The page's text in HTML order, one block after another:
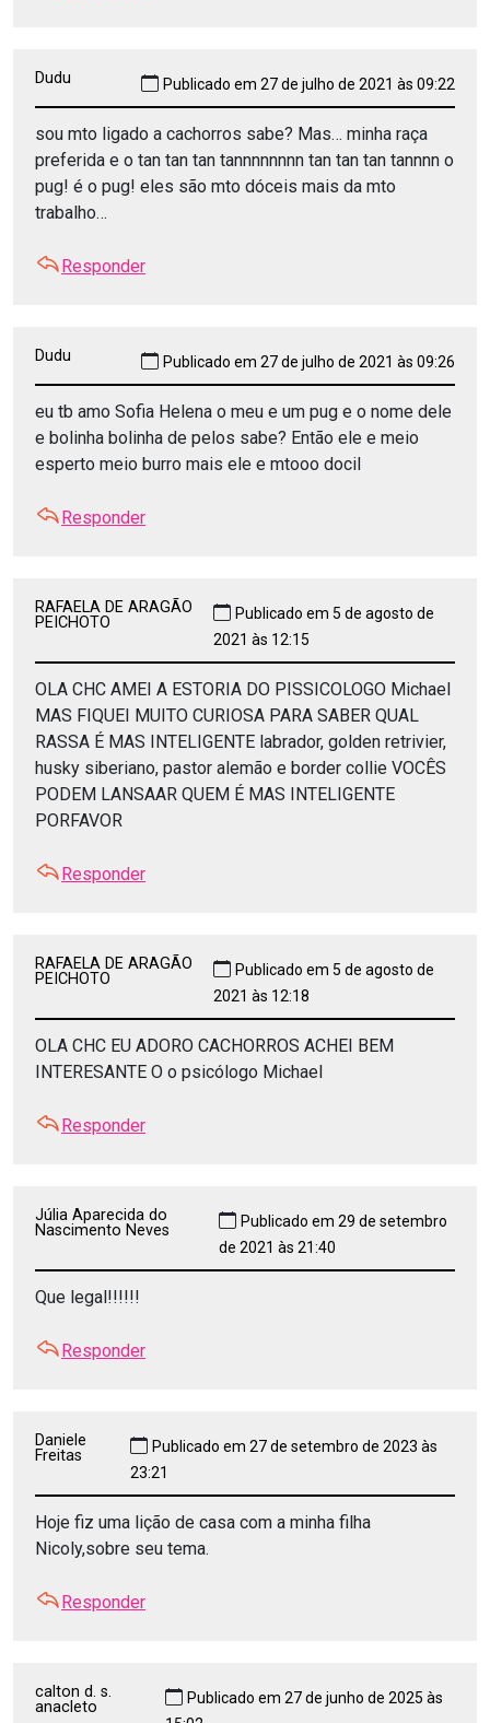
Dudu Publicado em 27 de julho de 2021 às 09:22
sou mto ligado a cachorros sabe? Mas… minha raça
preferida e o tan tan tan tannnnnnnn tan tan tan tannnn o
pug! é o pug! eles são mto dóceis mais da mto
trabalho…
Responder
Dudu Publicado em 27 de julho de 2021 às 09:26
eu tb amo Sofia Helena o meu e um pug e o nome dele
e bolinha bolinha de pelos sabe? Então ele e meio
esperto meio burro mais ele e mtooo docil
Responder
RAFAELA DE ARAGÃO
PEICHOTO
Publicado em 5 de agosto de
2021 às 12:15
OLA CHC AMEI A ESTORIA DO PISSICOLOGO Michael
MAS FIQUEI MUITO CURIOSA PARA SABER QUAL
RASSA É MAS INTELIGENTE labrador, golden retrivier,
husky siberiano, pastor alemão e border collie VOCÊS
PODEM LANSAAR QUEM É MAS INTELIGENTE
PORFAVOR
Responder
RAFAELA DE ARAGÃO
PEICHOTO
Publicado em 5 de agosto de
2021 às 12:18
OLA CHC EU ADORO CACHORROS ACHEI BEM
INTERESANTE O o psicólogo Michael
Responder
Júlia Aparecida do
Nascimento Neves
Publicado em 29 de setembro
de 2021 às 21:40
Que legal!!!!!!
Responder
Daniele
Freitas
Publicado em 27 de setembro de 2023 às
23:21
Hoje fiz uma lição de casa com a minha filha
Nicoly,sobre seu tema.
Responder
calton d. s.
anacleto
Publicado em 27 de junho de 2025 às